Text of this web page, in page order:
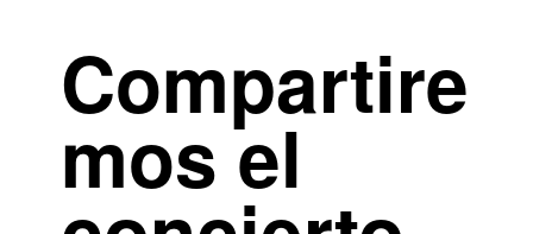
Compartire
mos el